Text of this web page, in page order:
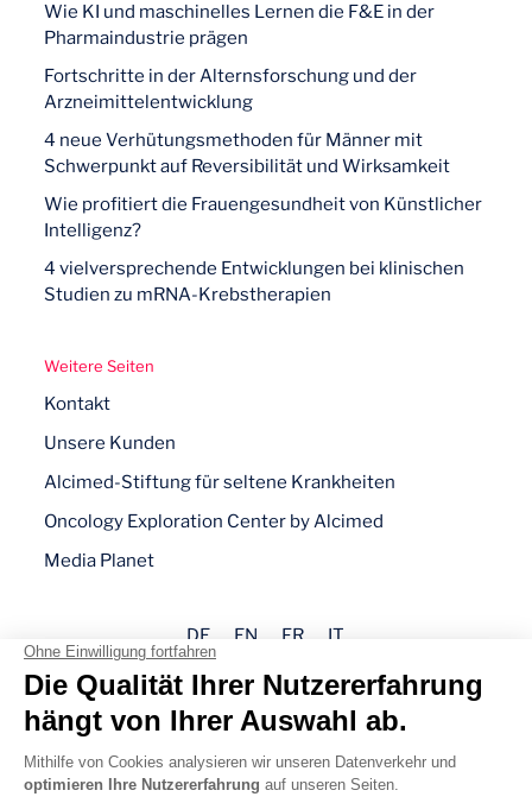
Wie KI und maschinelles Lernen die F&E in der
Pharmaindustrie prägen
Fortschritte in der Alternsforschung und der
Arzneimittelentwicklung
4 neue Verhütungsmethoden für Männer mit
Schwerpunkt auf Reversibilität und Wirksamkeit
Wie profitiert die Frauengesundheit von Künstlicher
Intelligenz?
4 vielversprechende Entwicklungen bei klinischen
Studien zu mRNA-Krebstherapien
Weitere Seiten
Kontakt
Unsere Kunden
Alcimed-Stiftung für seltene Krankheiten
Oncology Exploration Center by Alcimed
Media Planet
DE EN FR IT
Impressum